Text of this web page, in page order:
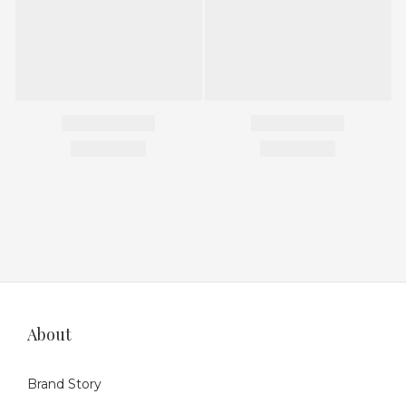
About
Brand Story